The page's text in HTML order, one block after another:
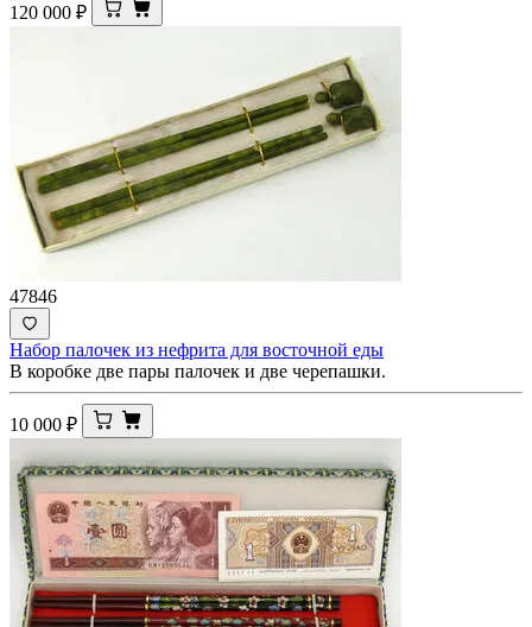
120 000 ₽
47846
Набор палочек из нефрита для восточной еды
В коробке две пары палочек и две черепашки.
10 000 ₽